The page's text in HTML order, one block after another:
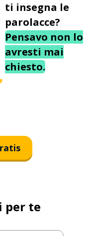
ti insegna le
parolacce?
Pensavo non lo
avresti mai
chiesto.
per te